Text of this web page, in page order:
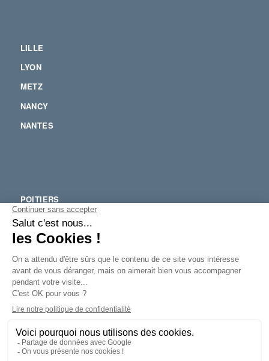
LILLE
LYON
METZ
NANCY
NANTES
POITIERS
RENNES
SOPHIA ANTIPOLIS
STRASBOURG